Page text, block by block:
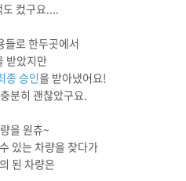
도 컸구요....
들로 한두곳에서
받았지만
종 승인을 받아냈어요!
분히 괜찮았구요.
을 원츄~
있는 차량을 찾다가
된 차량은